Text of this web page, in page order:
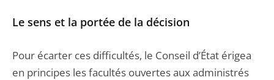
Le sens et la portée de la décision
Pour écarter ces difficultés, le Conseil d’État érigea
en principes les facultés ouvertes aux administrés